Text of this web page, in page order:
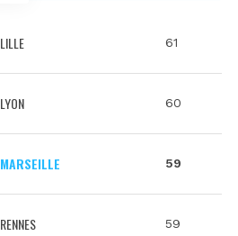
LILLE 61
LYON 60
MARSEILLE 59
RENNES 59